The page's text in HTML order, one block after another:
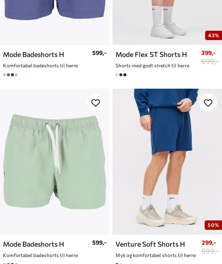
Mode Badeshorts H
Komfortabel badeshorts til herre
599,-
43%
Mode Flex ST Shorts H
Shorts med godt stretch til herre
399,-
699,-
Mode Badeshorts H
Komfortabel badeshorts til herre
599,-
50%
Venture Soft Shorts H
Myk og komfortabel shorts til herre
299,-
599,-